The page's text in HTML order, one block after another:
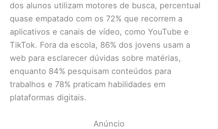
dos alunos utilizam motores de busca, percentual
quase empatado com os 72% que recorrem a
aplicativos e canais de vídeo, como YouTube e
TikTok. Fora da escola, 86% dos jovens usam a
web para esclarecer dúvidas sobre matérias,
enquanto 84% pesquisam conteúdos para
trabalhos e 78% praticam habilidades em
plataformas digitais.
Anúncio